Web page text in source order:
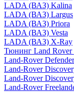
LADA (ВАЗ) Kalina
LADA (ВАЗ) Largus
LADA (ВАЗ) Priora
LADA (ВАЗ) Vesta
LADA (ВАЗ) X-Ray
Тюнинг Land Rover
Land-Rover Defender
Land-Rover
Land-Rover
Land-Rover